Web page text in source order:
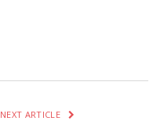
NEXT ARTICLE